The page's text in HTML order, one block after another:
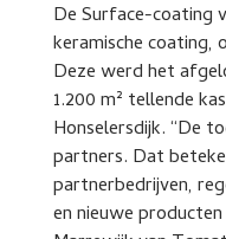
De Surface-coating
keramische coating,
Deze werd het
1.200 m² tellende
Honselersdijk. “De
partners. Dat
partnerbedrijven,
en nieuwe